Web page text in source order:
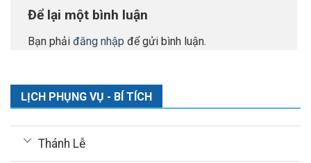
Để lại một bình luận
Bạn phải đăng nhập để gửi bình luận.
LỊCH PHỤNG VỤ - BÍ TÍCH
Thánh Lễ